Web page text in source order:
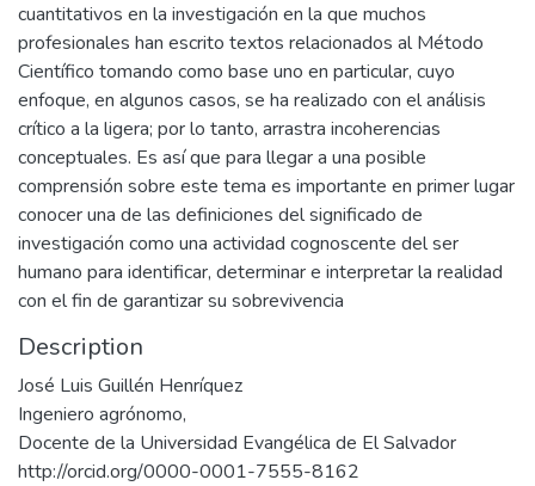
cuantitativos en la investigación en la que muchos
profesionales han escrito textos relacionados al Método
Científico tomando como base uno en particular, cuyo
enfoque, en algunos casos, se ha realizado con el análisis
crítico a la ligera; por lo tanto, arrastra incoherencias
conceptuales. Es así que para llegar a una posible
comprensión sobre este tema es importante en primer lugar
conocer una de las definiciones del significado de
investigación como una actividad cognoscente del ser
humano para identificar, determinar e interpretar la realidad
con el fin de garantizar su sobrevivencia
Description
José Luis Guillén Henríquez
Ingeniero agrónomo,
Docente de la Universidad Evangélica de El Salvador
http://orcid.org/0000-0001-7555-8162